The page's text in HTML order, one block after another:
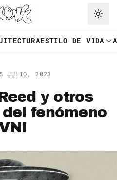
ESTILO DE VIDA
JULIO, 2023
y otros
fenómeno